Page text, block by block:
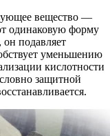
вещество —
одинаковую форму
подавляет
уменьшению
кислотности
защитной